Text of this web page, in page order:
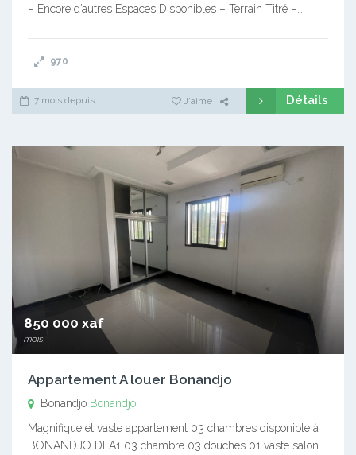
– Encore d’autres Espaces Disponibles – Terrain Titré –…
970
7 mois depuis J'aime Détails
850 000 xaf
mois
Appartement A louer Bonandjo
Bonandjo Bonandjo
Magnifique et vaste appartement 03 chambres disponible à
BONANDJO DLA1 03 chambre 03 douches 01 vaste salon